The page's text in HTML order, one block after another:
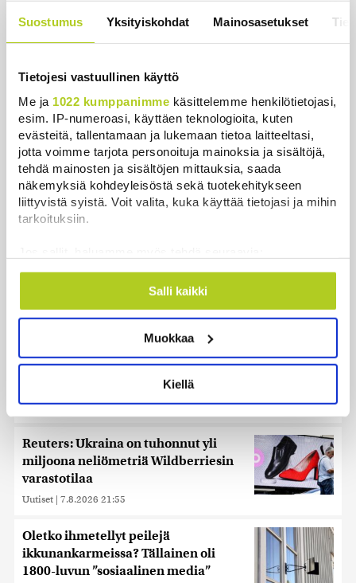
Suostumus Yksityiskohdat Mainosasetukset
Tietojesi vastuullinen käyttö
Me ja 1022 kumppanimme käsittelemme henkilötietojasi,
esim. IP-numeroasi, käyttäen teknologioita, kuten
evästeitä, tallentamaan ja lukemaan tietoa laitteeltasi,
jotta voimme tarjota personoituja mainoksia ja sisältöjä,
tehdä mainosten ja sisältöjen mittauksia, saada
näkemyksiä kohdeyleisöstä sekä tuotekehitykseen
liittyvistä syistä. Voit valita, kuka käyttää tietojasi ja mihin
tarkoituksiin.
Kerätä tietoja maantieteellisestä sijainnistasi,
mahdollisesti muutaman metrin tarkkuudella
ominaispiirteitä aktiivisesti (sormenjäljen
Lue lisää siitä, miten henkilötietojasi käsitellään ja miten
suostumustasi tai peruuttaa sen milloin vain
evästeilmoituksessa.
Käytämme evästeitä tarjoamamme sisällön ja mainosten
räätälöimiseen, sosiaalisen median ominaisuuksien
tukemiseen ja kävijämäärämme analysoimiseen. Lisäksi
jaamme sosiaalisen median, mainosalan ja analytiikka-
alan kumppaneillemme tietoja siitä, miten käytät
sivustoamme. Kumppanimme voivat yhdistää näitä
tietoja muihin tietoihin, joita olet antanut heille tai joita on
kerätty, kun olet käyttänyt heidän palvelujaan. Tietoja
saatetaan myös siirtää ulkomaille.
Salli kaikki
Muokkaa
Kiellä
Timo Laaninen julistaa Wille
Rydmanin Suomen taitavimmaksi
poliitikoksi
Uutiset | 7.8.2026 18:09
Juutalainen miekkailija voitti
natseille mitalin ja kohotti kätensä
Hitler-tervehdykseen – Miksi
ihmeessä?
Ihmiset kahmivat nyt näitä tuotteita
Lidleistä – ”Hittitrendi”
Uutiset | 5.8.2026 21:21
herkemmin sydän- ja
verisuonitauteihin, sanoo tutkimus
Uutiset | 5.8.2026 22:01
Reuters: Ukraina on tuhonnut yli
miljoona neliömetriä Wildberriesin
varastotilaa
Uutiset | 7.8.2026 21:55
Oletko ihmetellyt peilejä
ikkunankarmeissa? Tällainen oli
1800-luvun ”sosiaalinen media”